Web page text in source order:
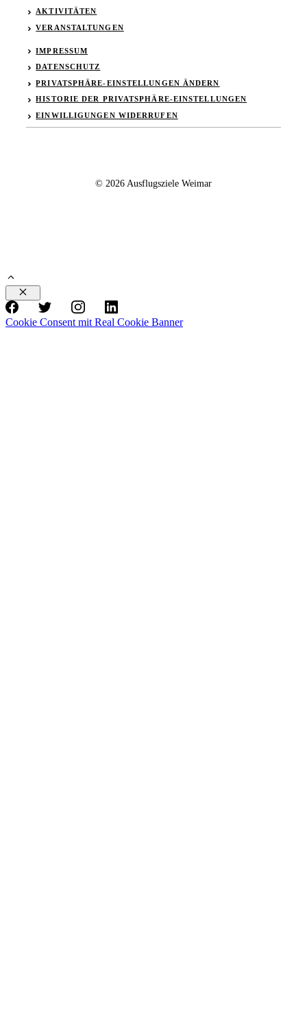
AKTIVITÄTEN
VERANSTALTUNGEN
IMPRESSUM
DATENSCHUTZ
PRIVATSPHÄRE-EINSTELLUNGEN ÄNDERN
HISTORIE DER PRIVATSPHÄRE-EINSTELLUNGEN
EINWILLIGUNGEN WIDERRUFEN
© 2026 Ausflugsziele Weimar
Schließen
Cookie Consent mit Real Cookie Banner